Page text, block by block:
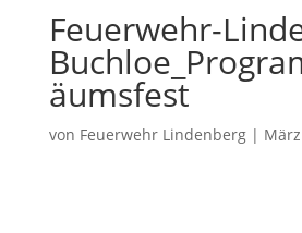
Feuerwehr-
äumsfest
von Feuerwehr Lindenberg|